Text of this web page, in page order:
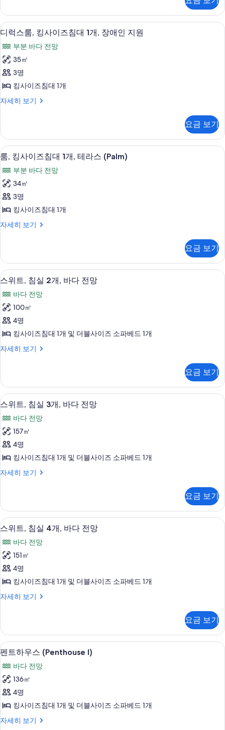
진
모
두
보
기
세
히
보
기
침
대
2
개
사
진
모
두
블
룸,
더
블
침
대
개
자
히
디
럭
스
룸,
킹
이
침
대
1
개,
장
애
인
지
진
모
보
기
미니바, 객실 내 금고, 책상, 다리미/다
6
디럭스룸, 킹사이즈침대 1개, 장애인 지원
부분 바다 전망
35㎡
3명
킹사이즈침대 1개
자세히 보기
디
킹
사
이
즈
침
대
개,
장
인
세
히
보
기
요금 보기
룸,
킹
사
이
즈
대
개,
테
라
스
(Palm)
사
진
모
기
미니바, 객실 내 금고, 책상, 다리미/다
7
룸, 킹사이즈침대 1개, 테라스 (Palm)
부분 바다 전망
34㎡
3명
킹사이즈침대 1개
자세히 보기
룸,
즈
침
대
개,
테
라
스
(Palm)
세
요금 보기
스
트,
침
실
2
개,
다
전
망
사
진
모
두
보
미니바, 객실 내 금고, 책상, 다리미/다
6
스위트, 침실 2개, 바다 전망
바다 전망
100㎡
4명
킹사이즈침대 1개 및 더블사이즈 소파베드 1개
자세히 보기
스
실
개,
다
전
망
자
세
보
요금 보기
스
트,
침
실
3
개,
다
전
망
사
진
모
두
보
7
스위트, 침실 3개, 바다 전망
바다 전망
157㎡
4명
킹사이즈침대 1개 및 더블사이즈 소파베드 1개
자세히 보기
스
실
개,
다
전
망
자
세
보
요금 보기
스
트,
침
실
4
개,
다
전
망
사
진
모
두
보
미니바, 객실 내 금고, 책상, 다리미/다
8
스위트, 침실 4개, 바다 전망
바다 전망
151㎡
4명
킹사이즈침대 1개 및 더블사이즈 소파베드 1개
자세히 보기
스
실
개,
다
전
망
자
세
보
요금 보기
펜
하
우
스
(Penthouse
I)
펜트하우스 (Penthouse I) | 미니바,
7
펜트하우스 (Penthouse I)
바다 전망
136㎡
4명
킹사이즈침대 1개 및 더블사이즈 소파베드 1개
자세히 보기
펜